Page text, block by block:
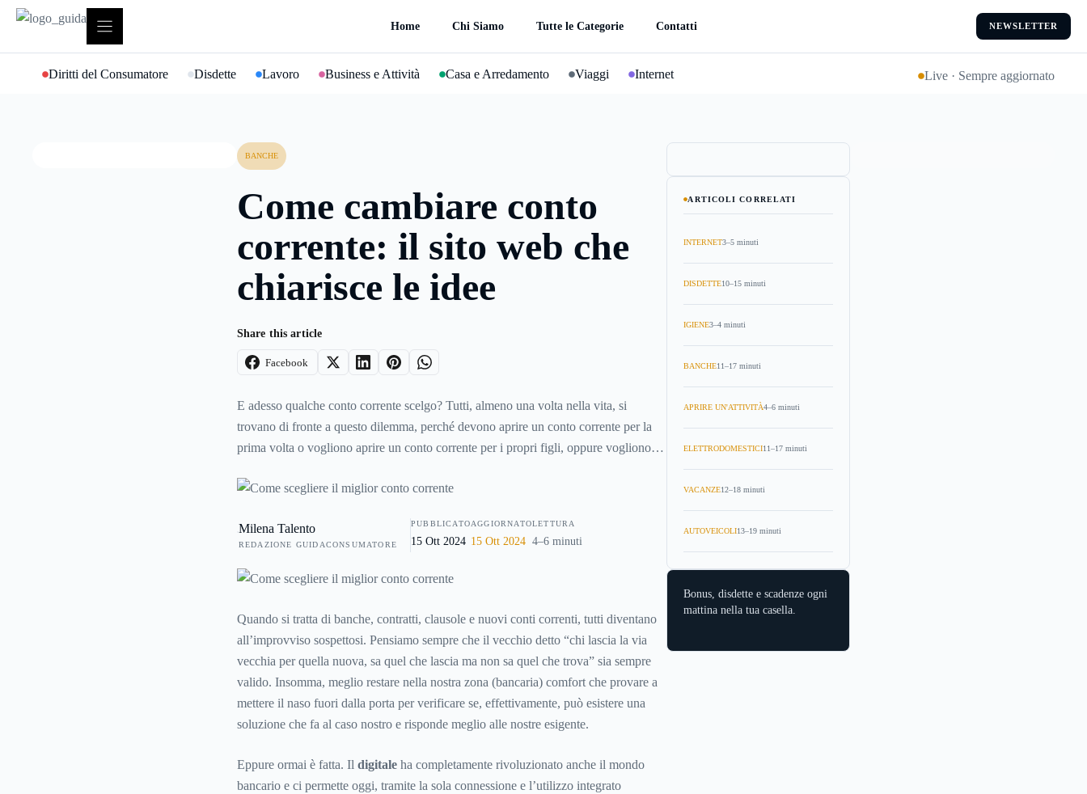
contenuto
Home Chi Siamo Tutte le Categorie Contatti NEWSLETTER
Diritti del Consumatore Disdette Lavoro Business e Attività Casa e Arredamento Viaggi Internet Live · Sempre aggiornato
BANCHE
Come cambiare conto
corrente: il sito web che
chiarisce le idee
Share this article
Facebook
E adesso qualche conto corrente scelgo? Tutti, almeno una volta nella vita, si
trovano di fronte a questo dilemma, perché devono aprire un conto corrente per la
prima volta o vogliono aprire un conto corrente per i propri figli, oppure vogliono
Milena Talento
REDAZIONE GUIDACONSUMATORE
PUBBLICATO
15 Ott 2024
AGGIORNATO
15 Ott 2024
LETTURA
4–6 minuti
Quando si tratta di banche, contratti, clausole e nuovi conti correnti, tutti diventano
all’improvviso sospettosi. Pensiamo sempre che il vecchio detto “chi lascia la via
vecchia per quella nuova, sa quel che lascia ma non sa quel che trova” sia sempre
valido. Insomma, meglio restare nella nostra zona (bancaria) comfort che provare a
mettere il naso fuori dalla porta per verificare se, effettivamente, può esistere una
soluzione che fa al caso nostro e risponde meglio alle nostre esigente.
Eppure ormai è fatta. Il digitaleha completamente rivoluzionato anche il mondo
bancario e ci permette oggi, tramite la sola connessione e l’utilizzo integrato
ARTICOLI CORRELATI
INTERNET3–5 minuti
DISDETTE10–15 minuti
IGIENE3–4 minuti
BANCHE11–17 minuti
APRIRE UN'ATTIVITÀ4–6 minuti
ELETTRODOMESTICI11–17 minuti
VACANZE12–18 minuti
AUTOVEICOLI13–19 minuti
Bonus, disdette e scadenze ogni
mattina nella tua casella.